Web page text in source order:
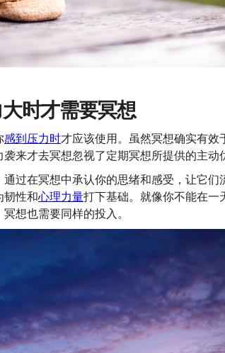
时才需要冥想
感到压力时才应该使用。虽然冥想确实有效
来才去冥想忽视了定期冥想所提供的主动
过在冥想中承认你的思绪和感受，让它们
韧性和心理力量打下基础。就像你不能在一
想也需要同样的投入。